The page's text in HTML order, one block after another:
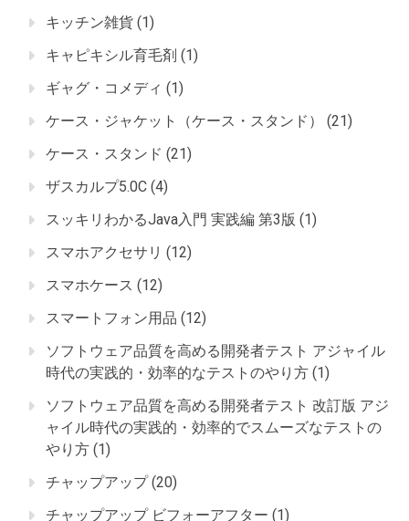
キッチン雑貨 (1)
キャピキシル育毛剤 (1)
ギャグ・コメディ (1)
ケース・ジャケット（ケース・スタンド）
(21)
ケース・スタンド (21)
ザスカルプ5.0C (4)
スッキリわかるJava入門 実践編 第3版 (1)
スマホアクセサリ (12)
スマホケース (12)
スマートフォン用品 (12)
ソフトウェア品質を高める開発者テスト アジャイル
時代の実践的・効率的なテストのやり方 (1)
ソフトウェア品質を高める開発者テスト 改訂版 アジ
ャイル時代の実践的・効率的でスムーズなテストの
やり方 (1)
チャップアップ(20)
チャップアップ ビフォーアフター (1)